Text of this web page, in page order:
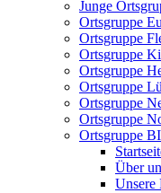
Junge
Ortsgruppe
Ortsgruppe
Ortsgruppe
Ortsgruppe
Ortsgruppe
Ortsgruppe
Ortsgruppe
Ortsgruppe
Über
Unsere